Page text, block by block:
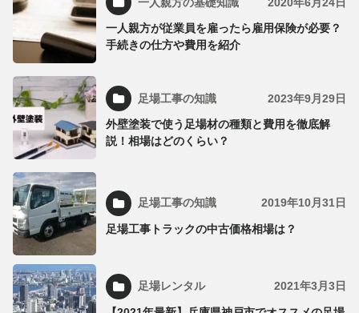
一人親方が従業員を雇ったら雇用保険が必要？
手続きの仕方や費用を紹介
足場工事の知識 2023年9月29日
外壁塗装で使う足場材の種類と費用を徹底解
説！相場はどのくらい？
足場工事の知識 2019年10月31日
足場工事トラックの中古価格相場は？
足場レンタル 2021年3月3日